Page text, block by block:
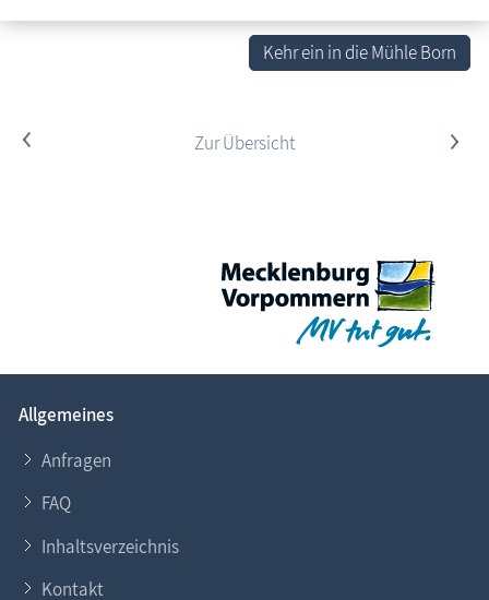
Kehr ein in die Mühle Born
< Zur Übersicht >
Allgemeines
Anfragen
FAQ
Inhaltsverzeichnis
Kontakt